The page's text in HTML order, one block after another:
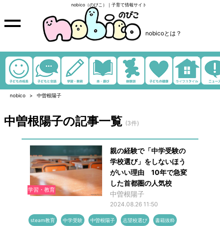
nobico（のびこ）｜子育て情報サイト
nobicoとは？
nobico 中曽根陽子
中曽根陽子の記事一覧 (3件)
学習・教育
親の経験で「中学受験の
学校選び」をしないほう
がいい理由 10年で急変
した首都圏の人気校
中曽根陽子
2024.08.26 11:50
steam教育 中学受験 中曽根陽子 志望校選び 書籍抜粋